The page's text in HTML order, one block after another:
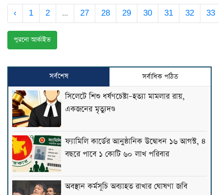
‹ 1 2 ... 27 28 29 30 31 32 33
পুরনো আর্কাইভ
সর্বশেষ সর্বাধিক পঠিত
সিলেটে শিশু ধর্ষণচেষ্টা–হত্যা মামলার রায়,
একজনের মৃত্যুদণ্ড
ফ্যামিলি কার্ডের আনুষ্ঠানিক উদ্বোধন ১৬ আগস্ট, ৪
বছরে পাবে ১ কোটি ৬০ লাখ পরিবার
অবস্থান কর্মসূচি অব্যাহত রাখার ঘোষণা জবি